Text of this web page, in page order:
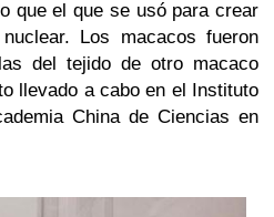
que el que se usó para crear
Los macacos fueron
del tejido de otro macaco
llevado a cabo en el Instituto
China de Ciencias en